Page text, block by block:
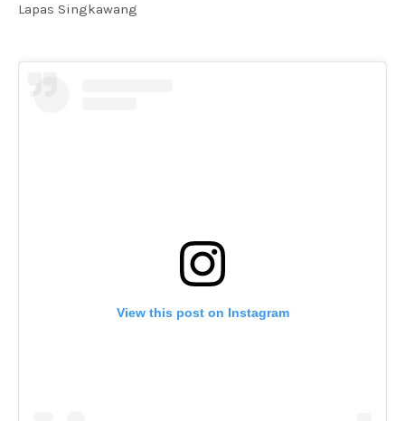
Lapas Singkawang
View this post on Instagram